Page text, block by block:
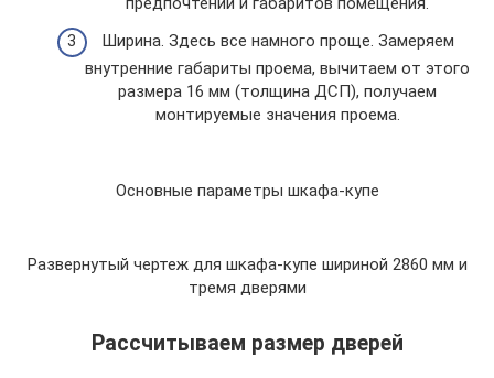
Ширина. Здесь все намного проще. Замеряем
внутренние габариты проема, вычитаем от этого
размера 16 мм (толщина ДСП), получаем
монтируемые значения проема.
Основные параметры шкафа-купе
Развернутый чертеж для шкафа-купе шириной 2860 мм и
тремя дверями
Рассчитываем размер дверей